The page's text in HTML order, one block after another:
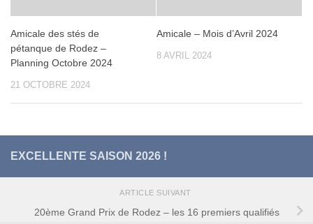
Amicale des stés de
pétanque de Rodez –
Planning Octobre 2024
21 OCTOBRE 2024
Amicale – Mois d’Avril 2024
8 AVRIL 2024
EXCELLENTE SAISON 2026 !
ARTICLE SUIVANT
20ème Grand Prix de Rodez – les 16 premiers qualifiés